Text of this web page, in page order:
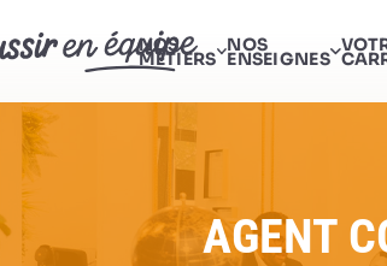
NOS
MÉTIERS
NOS
ENSEIGNES
AGENT